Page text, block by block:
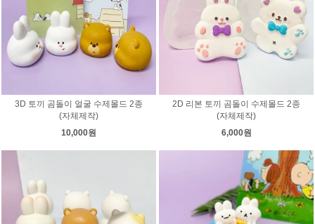
3D 토끼 곰돌이 얼굴 수제몰드 2종
(자체제작)
10,000원
2D 리본 토끼 곰돌이 수제몰드 2종
(자체제작)
6,000원